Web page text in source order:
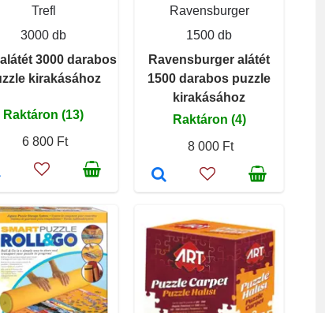
Trefl
3000 db
3000 darabos
kirakásához
Raktáron (13)
6 800 Ft
Ravensburger
1500 db
Ravensburger alátét
1500 darabos puzzle
kirakásához
Raktáron (4)
8 000 Ft